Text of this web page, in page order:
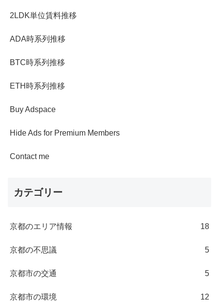
2LDK単位賃料推移
ADA時系列推移
BTC時系列推移
ETH時系列推移
Buy Adspace
Hide Ads for Premium Members
Contact me
カテゴリー
京都のエリア情報 18
京都の不思議 5
京都市の交通 5
京都市の環境 12